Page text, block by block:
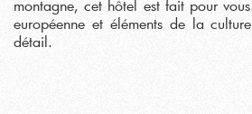
montagne, cet hôtel est fait pour
européenne et éléments de la
détail.